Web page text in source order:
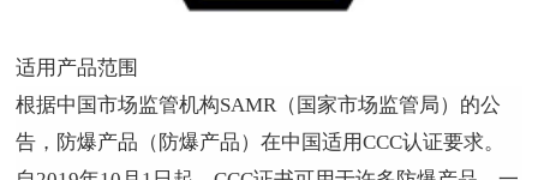
适用产品范围
根据中国市场监管机构SAMR （国家市场监管局）的公
告，防爆产品（防爆产品）在中国适用CCC认证要求。